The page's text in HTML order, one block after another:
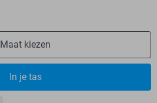
Maat kiezen
In je tas